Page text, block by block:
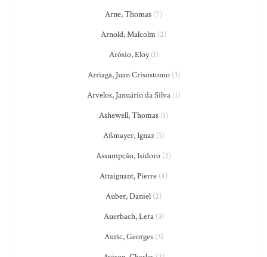
Arne, Thomas (7)
Arnold, Malcolm (2)
Arósio, Eloy(1)
Arriaga, Juan Crisostomo(3)
Arvelos, Januário da Silva (1)
Ashewell, Thomas (1)
Aßmayer, Ignaz (1)
Assumpção, Isidoro (2)
Attaignant, Pierre (4)
Auber, Daniel (2)
Auerbach, Lera(3)
Auric, Georges(3)